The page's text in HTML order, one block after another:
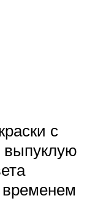
с
выпуклую